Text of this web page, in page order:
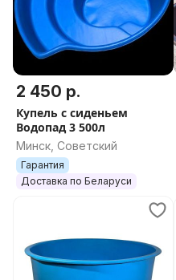
2 450 р.
Купель с сиденьем
Водопад 3 500л
Минск, Советский
Гарантия
Доставка по Беларуси